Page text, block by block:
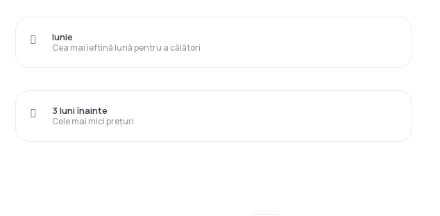
Cea mai ieftină lună pentru a călători
Iunie
Cele mai mici prețuri
3 luni înainte